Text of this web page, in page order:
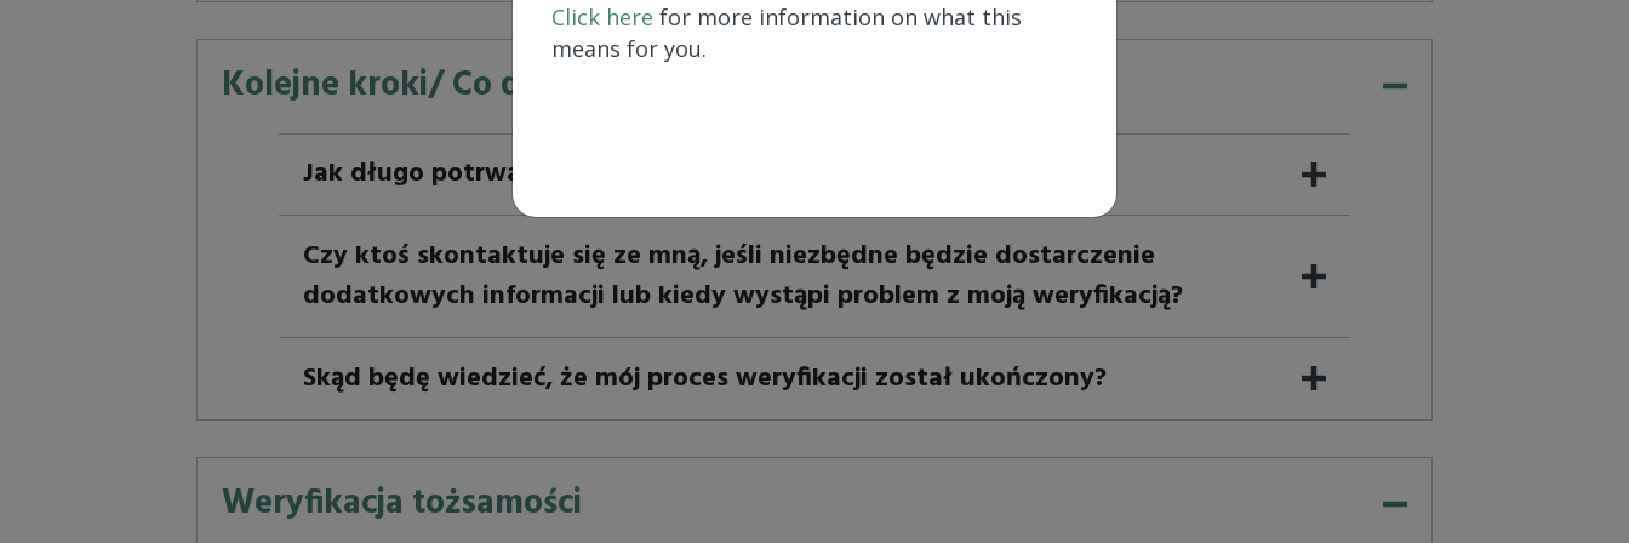
Click here for more information on what this
means for you.
Kolejne kroki/ Co dalej
Jak długo potrwa process weryfikacji?
Czy ktoś skontaktuje się ze mną, jeśli niezbędne będzie dostarczenie
dodatkowych informacji lub kiedy wystąpi problem z moją weryfikacją?
Skąd będę wiedzieć, że mój proces weryfikacji został ukończony?
Weryfikacja tożsamości